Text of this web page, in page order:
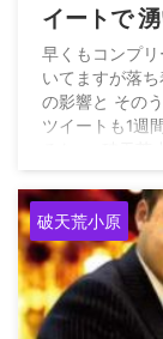
イートで
そのうち
文句ツイー
早くもコンプ
いてますが落
の影響と その
ツイートも1週
破天荒小原